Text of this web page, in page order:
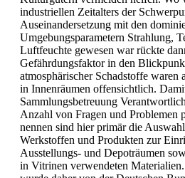
industriellen Zeitalters der
Auseinandersetzung mit den
Umgebungsparametern Strahlung,
Luftfeuchte gewesen war rückte
Gefährdungsfaktor in den
atmosphärischer Schadstoffe waren
in Innenräumen offensichtlich.
Sammlungsbetreuung
Anzahl von Fragen und Problemen
nennen sind hier primär die
Werkstoffen und Produkten zur
Ausstellungs- und Depoträumen
in Vitrinen verwendeten